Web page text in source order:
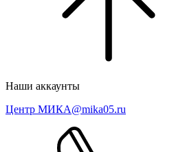
Наши аккаунты
Центр МИКА@mika05.ru